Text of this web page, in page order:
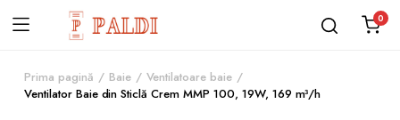
0
Prima pagină Baie
Ventilatoare baie
Ventilator Baie din Sticlă Crem MMP 100, 19W, 169 m³/h